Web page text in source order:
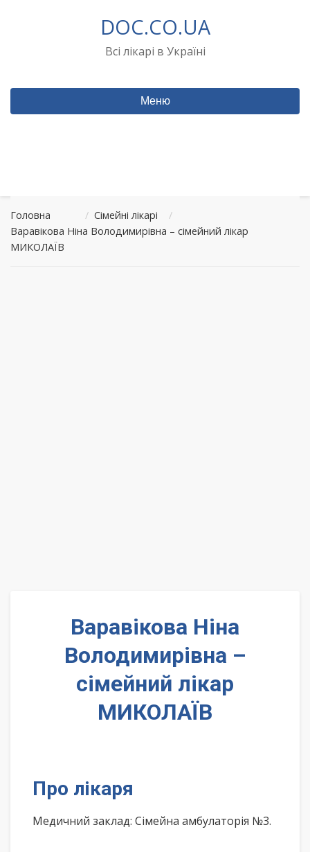
DOC.CO.UA
Всі лікарі в Україні
Меню
Головна / Сімейні лікарі
/
Варавікова Ніна Володимирівна – сімейний лікар
МИКОЛАЇВ
Варавікова Ніна
Володимирівна –
сімейний лікар
МИКОЛАЇВ
Про лікаря
Медичний заклад: Сімейна амбулаторія №3.